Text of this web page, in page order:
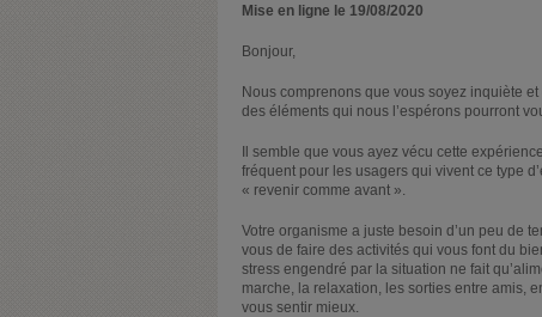
Mise en ligne le 19/08/2020
Bonjour,
Nous comprenons que vous soyez inquiète
des éléments qui nous l’espérons pourront
Il semble que vous ayez vécu cette
fréquent pour les usagers qui vivent ce type
« revenir comme avant ».
Votre organisme a juste besoin d’un peu de
vous de faire des activités qui vous font du
stress engendré par la situation ne fait
marche, la relaxation, les sorties entre amis,
vous sentir mieux.